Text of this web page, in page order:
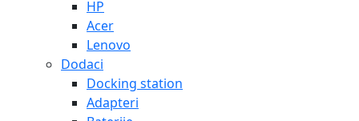
HP
Acer
Lenovo
Dodaci
Docking station
Adapteri